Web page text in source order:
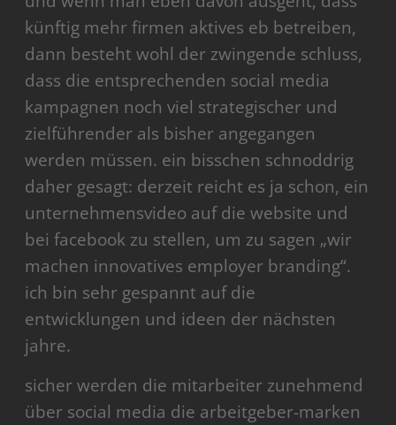
künftig mehr firmen aktives eb betreiben,
dann besteht wohl der zwingende schluss,
dass die entsprechenden social media
kampagnen noch viel strategischer und
zielführender als bisher angegangen
werden müssen. ein bisschen schnoddrig
daher gesagt: derzeit reicht es ja schon, ein
unternehmensvideo auf die website und
bei facebook zu stellen, um zu sagen „wir
machen innovatives employer branding“.
ich bin sehr gespannt auf die
entwicklungen und ideen der nächsten
jahre.
sicher werden die mitarbeiter zunehmend
über social media die arbeitgeber-marken